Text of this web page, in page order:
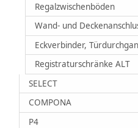
Regalzwischenböden
Wand- und
Eckverbinder,
Registraturschränke ALT
SELECT
COMPONA
P4